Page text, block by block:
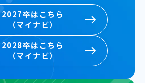
2027卒はこちら
（マイナビ）
2027卒はこちら
（マイナビ）
2028卒はこちら
（マイナビ）
2028卒はこちら
（マイナビ）